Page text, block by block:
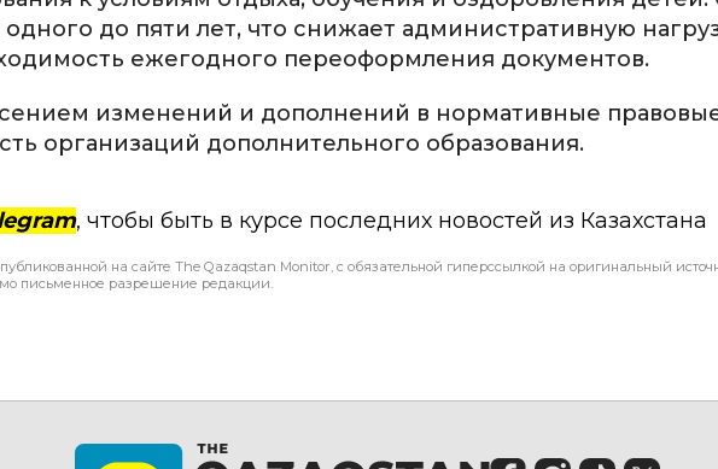
до пяти лет, что снижает административную
ежегодного переоформления документов.
изменений и дополнений в нормативные
организаций дополнительного образования.
, чтобы быть в курсе последних новостей из Казахстана
на сайте The Qazaqstan Monitor, с обязательной гиперссылкой на оригинальный
письменное разрешение редакции.